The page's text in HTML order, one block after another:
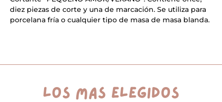
t
i
v
diez piezas de corte y una de marcación. Se utiliza para
porcelana fría o cualquier tipo de masa de masa blanda.
los más elegidos